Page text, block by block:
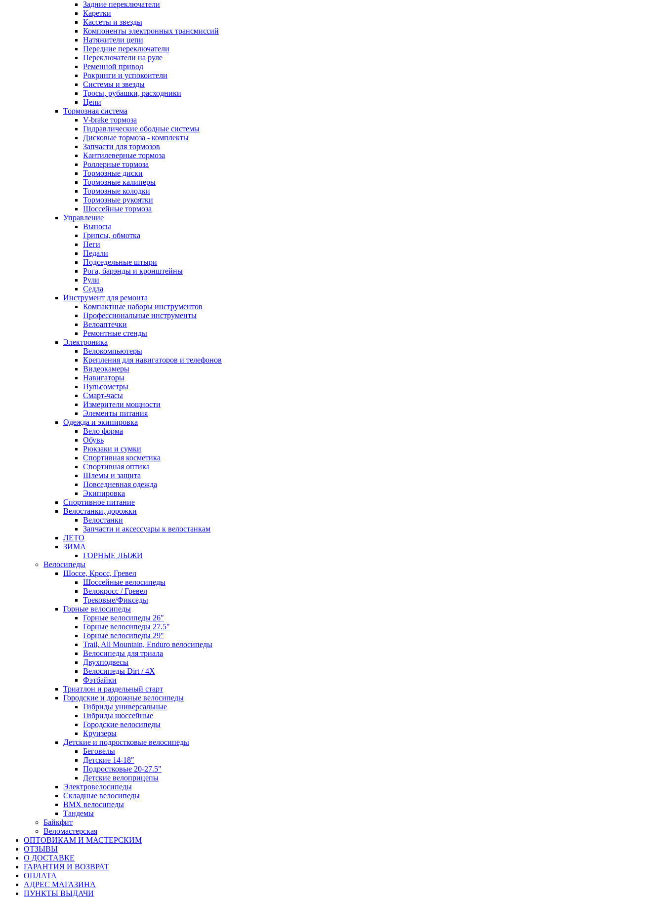
Задние переключатели
Каретки
Кассеты и звезды
Компоненты электронных трансмиссий
Натяжители цепи
Передние переключатели
Переключатели на руле
Ременной привод
Рокринги и успокоители
Системы и звезды
Тросы, рубашки, расходники
Цепи
Тормозная система
V-brake тормоза
Гидравлические ободные системы
Дисковые тормоза - комплекты
Запчасти для тормозов
Кантилеверные тормоза
Роллерные тормоза
Тормозные диски
Тормозные калиперы
Тормозные колодки
Тормозные рукоятки
Шоссейные тормоза
Управление
Выносы
Грипсы, обмотка
Пеги
Педали
Подседельные штыри
Рога, барэнды и кронштейны
Рули
Седла
Инструмент для ремонта
Компактные наборы инструментов
Профессиональные инструменты
Велоаптечки
Ремонтные стенды
Электроника
Велокомпьютеры
Крепления для навигаторов и телефонов
Видеокамеры
Навигаторы
Пульсометры
Смарт-часы
Измерители мощности
Элементы питания
Одежда и экипировка
Вело форма
Обувь
Рюкзаки и сумки
Спортивная косметика
Спортивная оптика
Шлемы и защита
Повседневная одежда
Экипировка
Спортивное питание
Велостанки, дорожки
Велостанки
Запчасти и аксессуары к велостанкам
ЛЕТО
ЗИМА
ГОРНЫЕ ЛЫЖИ
Велосипеды
Шоссе, Кросс, Гревел
Шоссейные велосипеды
Велокросс / Гревел
Трековые/Фикседы
Горные велосипеды
Горные велосипеды 26"
Горные велосипеды 27.5"
Горные велосипеды 29"
Trail, All Mountain, Enduro велосипеды
Велосипеды для триала
Двухподвесы
Велосипеды Dirt / 4X
Фэтбайки
Триатлон и раздельный старт
Городские и дорожные велосипеды
Гибриды универсальные
Гибриды шоссейные
Городские велосипеды
Круизеры
Детские и подростковые велосипеды
Беговелы
Детские 14-18"
Подростковые 20-27.5"
Детские велоприцепы
Электровелосипеды
Складные велосипеды
BMX велосипеды
Тандемы
Байкфит
Веломастерская
ОПТОВИКАМ И МАСТЕРСКИМ
ОТЗЫВЫ
О ДОСТАВКЕ
ГАРАНТИЯ И ВОЗВРАТ
ОПЛАТА
АДРЕС МАГАЗИНА
ПУНКТЫ ВЫДАЧИ